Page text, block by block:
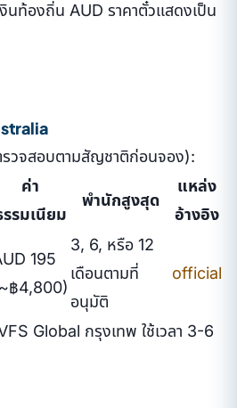
นท้องถิ่น AUD ราคาตั๋วแสดงเป็น
วจสอบตามสัญชาติก่อนจอง):
ค่า
รรมเนียม
พำนักสูงสุด
แหล่ง
อ้างอิง
195
฿4,800)
3, 6, หรือ 12
เดือนตามที่
อนุมัติ
official
Global กรุงเทพ ใช้เวลา 3-6